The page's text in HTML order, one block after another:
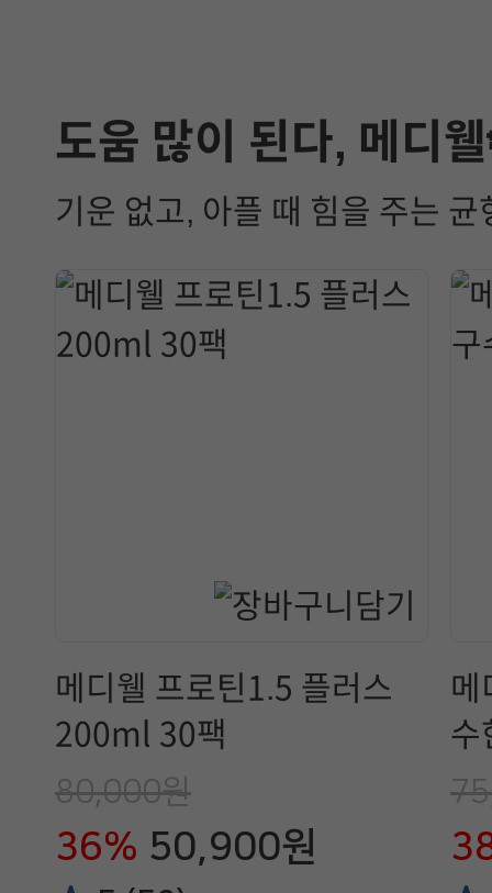
도움 많이 된다, 메디
기운 없고, 아플 때 힘을 주는 균
메디웰 프로틴1.5 플러스
200ml 30팩
80,000원
36% 50,900원
메
수